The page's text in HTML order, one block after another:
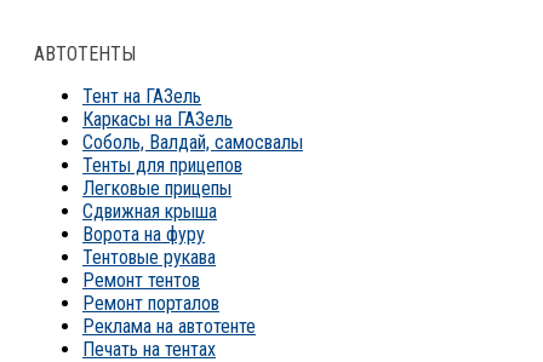
АВТОТЕНТЫ
Тент на ГАЗель
Каркасы на ГАЗель
Соболь, Валдай, самосвалы
Тенты для прицепов
Легковые прицепы
Сдвижная крыша
Ворота на фуру
Тентовые рукава
Ремонт тентов
Ремонт порталов
Реклама на автотенте
Печать на тентах